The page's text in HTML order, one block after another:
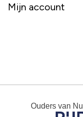
Mijn account
Ouders van Nu